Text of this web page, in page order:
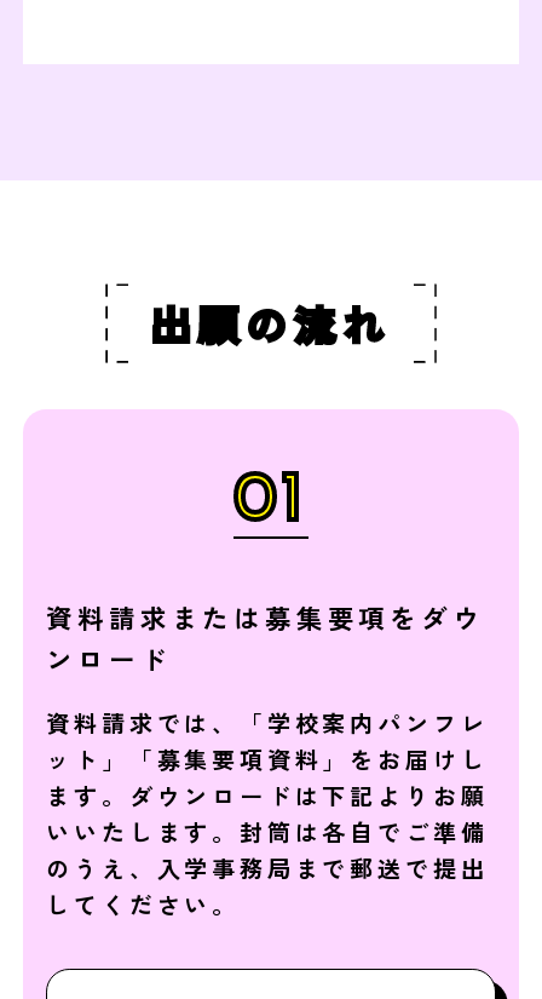
出願の流れ
01
資料請求または募集要項をダウ
ンロード
資料請求では、「学校案内パンフレ
ット」「募集要項資料」をお届けし
ます。ダウンロードは下記よりお願
いいたします。封筒は各自でご準備
のうえ、入学事務局まで郵送で提出
してください。